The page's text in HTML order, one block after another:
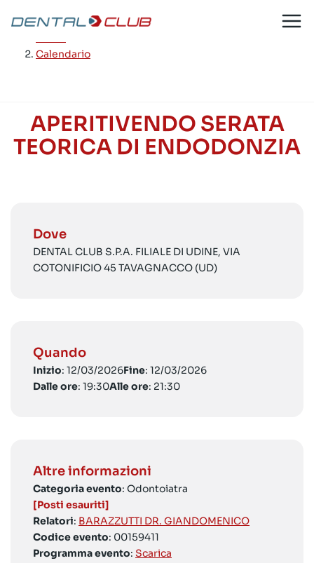
contenuto
Calendario
APERITIVENDO SERATA
TEORICA DI ENDODONZIA
Dove
DENTAL CLUB S.P.A. FILIALE DI UDINE, VIA
COTONIFICIO 45 TAVAGNACCO (UD)
Quando
Inizio: 12/03/2026Fine: 12/03/2026
Dalle ore: 19:30Alle ore: 21:30
Altre informazioni
Categoria evento: Odontoiatra
[Posti esauriti]
Relatori: BARAZZUTTI DR. GIANDOMENICO
Codice evento: 00159411
Programma evento: Scarica